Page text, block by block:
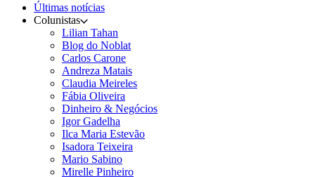
Últimas notícias
Colunistas
Lilian Tahan
Blog do Noblat
Carlos Carone
Andreza Matais
Claudia Meireles
Fábia Oliveira
Dinheiro & Negócios
Igor Gadelha
Ilca Maria Estevão
Isadora Teixeira
Mario Sabino
Mirelle Pinheiro